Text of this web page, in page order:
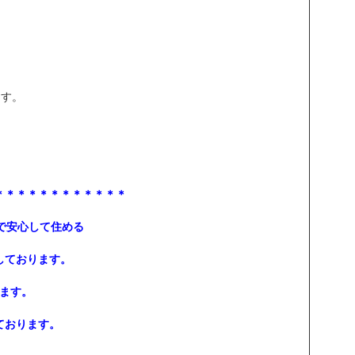
。
＊＊＊＊＊＊＊＊＊＊
安心して住める
おります。
す。
ります。